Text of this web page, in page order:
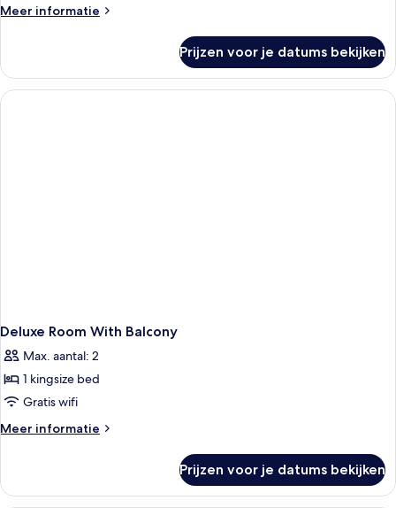
Meer informatie
Meer
Twin
Room
with
Prijzen voor je datums bekijken
Deluxe Room With Balcony
Max. aantal: 2
1 kingsize bed
Gratis wifi
Meer informatie
Meer
Room
Prijzen voor je datums bekijken